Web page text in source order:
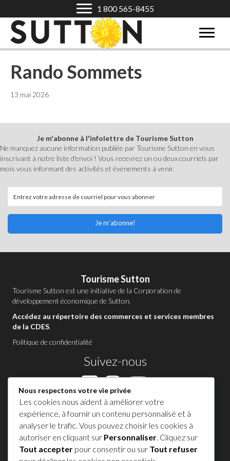
1 800 565-8455
Rando Sommets
13 mai 2026
Je m'abonne à l'infolettre de Tourisme Sutton
Ne manquez aucune information publiée par Tourisme Sutton en vous
inscrivant à notre liste d'envoi ! Vous recevrez un ou deux courriels par
mois vous informant des activités et événements à venir.
Je m'abonne!
Tourisme Sutton
Tourisme Sutton est une initiative de la Corporation de
développement économique de Sutton.
Accédez au répertoire des commerces et services membres
de la CDES.
Politique de confidentialité
Suivez-nous
Contactez-nous à Sutton
1 450 538-8455
Nous respectons votre vie privée
Les cookies nous aident à améliorer votre
expérience, à fournir un contenu personnalisé et à
analyser le trafic. Vous pouvez choisir les cookies à
autoriser en cliquant sur Personnaliser. Cliquez sur
Tout accepter pour consentir ou sur Tout refuser